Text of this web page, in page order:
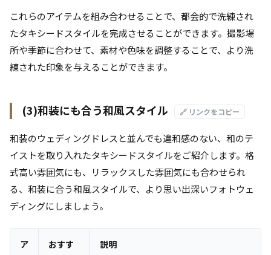
これらのアイテムを組み合わせることで、都会的で洗練され
たタキシードスタイルを完成させることができます。撮影場
所や季節に合わせて、素材や色味を調整することで、より洗
練された印象を与えることができます。
(3)和装にも合う和風スタイル 🔗 リンクをコピー
和装のウェディングドレスと並んでも違和感のない、和のテ
イストを取り入れたタキシードスタイルをご紹介します。格
式高い雰囲気にも、リラックスした雰囲気にも合わせられ
る、和装に合う和風スタイルで、より思い出深いフォトウェ
ディングにしましょう。
ア
おすす
説明